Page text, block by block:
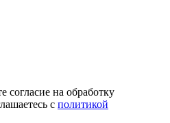
согласие на обработку
c политикой